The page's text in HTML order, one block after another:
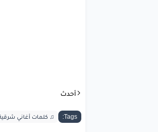
أحدث
Tags: ♫ كلمات أغاني